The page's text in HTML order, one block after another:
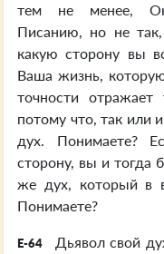
тем не менее, Он
Писанию, но не
какую сторону вы
Ваша жизнь,
точности
потому что, так или
дух. Понимаете?
сторону, вы и тогда
же дух, который в
Понимаете?
E-64
Дьявол свой